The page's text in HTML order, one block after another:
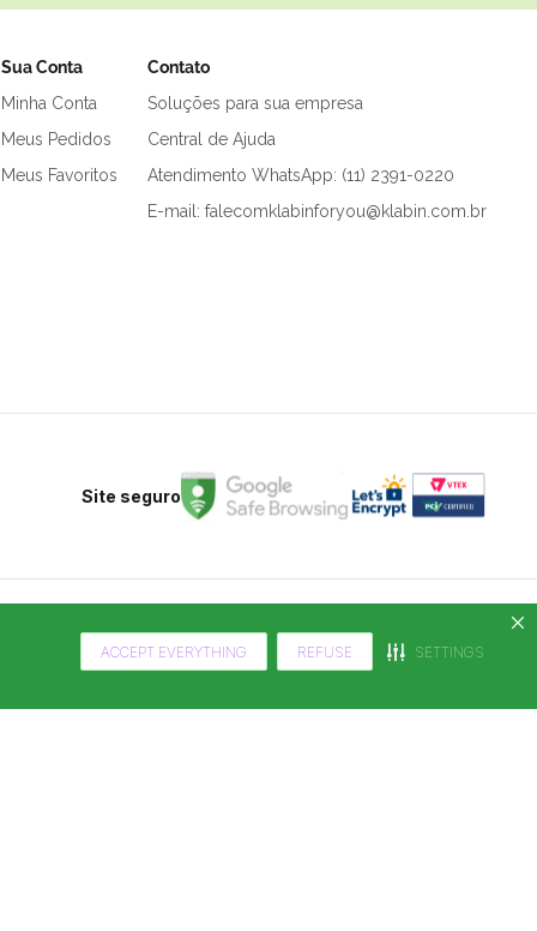
ACCEPT EVERYTHING REFUSE SETTINGS
Sua Conta
Minha Conta
Meus Pedidos
Meus Favoritos
Contato
Soluções para sua empresa
Central de Ajuda
Atendimento WhatsApp: (11) 2391-0220
E-mail: falecomklabinforyou@klabin.com.br
Site seguro